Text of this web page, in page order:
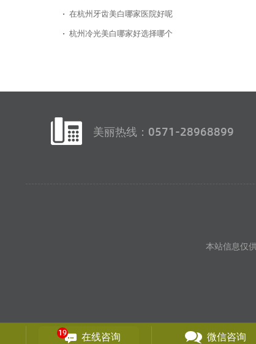
在杭州牙齿美白哪家医院好呢
杭州冷光美白哪家好选择哪个
美丽热线：0571-28968899
本站信息仅
19 在线咨询 微信咨询